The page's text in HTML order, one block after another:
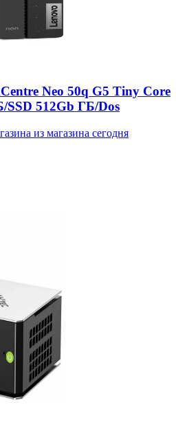
Neo 50q G5 Tiny Core
SSD 512Gb ГБ/Dos
из магазина сегодня